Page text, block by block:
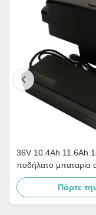
36V 10.4Ah 11.6Ah
ποδήλατο μπαταρία
ηλεκτρικό ποδήλατο
Πάρτε